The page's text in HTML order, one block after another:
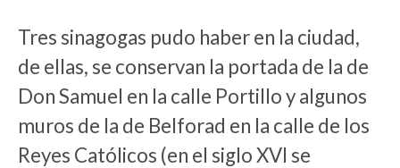
Tres sinagogas pudo haber en la ciudad,
de ellas, se conservan la portada de la de
Don Samuel en la calle Portillo y algunos
muros de la de Belforad en la calle de los
Reyes Católicos (en el siglo XVI se